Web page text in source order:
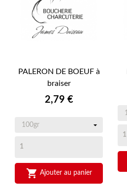
PALERON DE BOEUF à
braiser
Prix
2,79 €
 Ajouter au panier